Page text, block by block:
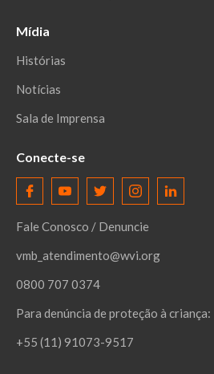
Mídia
Histórias
Notícias
Sala de Imprensa
Conecte-se
Fale Conosco / Denuncie
vmb_atendimento@wvi.org
0800 707 0374
Para denúncia de proteção à criança:
+55 (11) 91073-9517